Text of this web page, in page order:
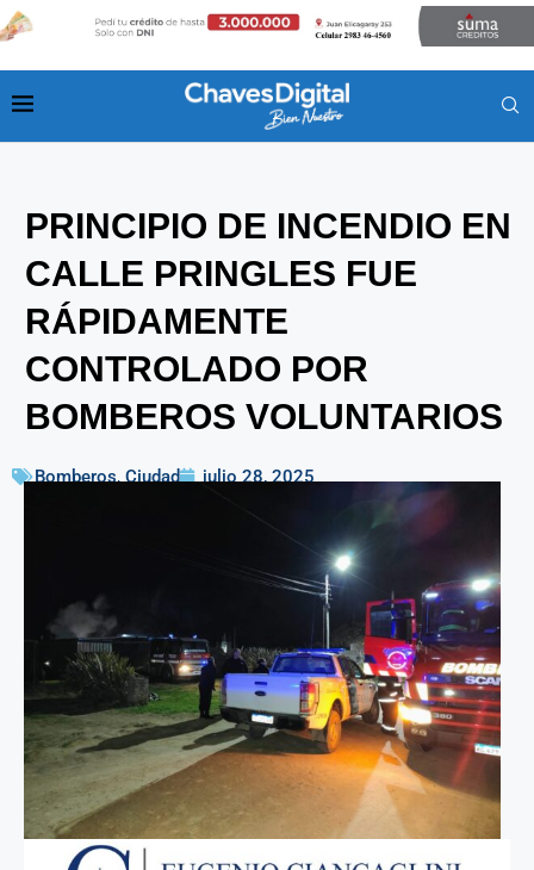
PRINCIPIO DE INCENDIO EN
CALLE PRINGLES FUE
RÁPIDAMENTE
CONTROLADO POR
BOMBEROS VOLUNTARIOS
Bomberos, Ciudad julio 28, 2025